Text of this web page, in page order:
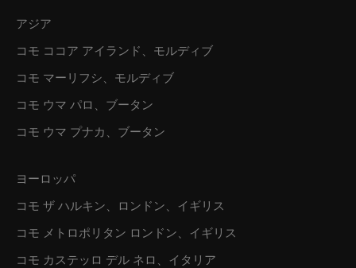
アジア
コモ ココア アイランド、モルディブ
コモ マーリフシ、モルディブ
コモ ウマ パロ、ブータン
コモ ウマ プナカ、ブータン
ヨーロッパ
コモ ザ ハルキン、ロンドン、イギリス
コモ メトロポリタン ロンドン、イギリス
コモ カステッロ デル ネロ、イタリア